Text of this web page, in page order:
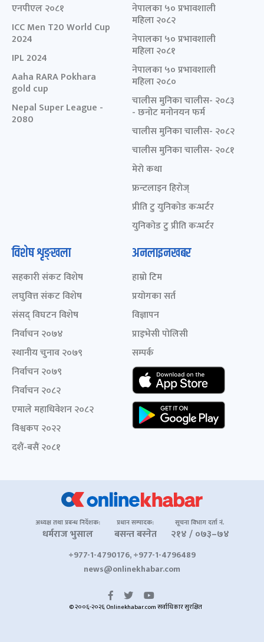
एनपीएल २०८१
ICC Men T20 World Cup
2024
IPL 2024
Aaha RARA Pokhara
gold cup
Nepal Super League -
2080
नेपालका ५० प्रभावशाली
महिला २०८२
नेपालका ५० प्रभावशाली
महिला २०८१
नेपालका ५० प्रभावशाली
महिला २०८०
चालीस मुनिका चालीस- २०८३
- छनोट मनोनयन फर्म
चालीस मुनिका चालीस- २०८२
चालीस मुनिका चालीस- २०८१
मेरो कथा
फ्रन्टलाइन हिरोज्
प्रीति टु युनिकोड कन्भर्टर
युनिकोड टु प्रीति कन्भर्टर
विशेष शृङ्खला
सहकारी संकट विशेष
लघुवित्त संकट विशेष
संसद् विघटन विशेष
निर्वाचन २०७४
स्थानीय चुनाव २०७९
निर्वाचन २०७९
निर्वाचन २०८२
एमाले महाधिवेशन २०८२
विश्वकप २०२२
दशैं-बसैं २०८१
अनलाइनखबर
हाम्रो टिम
प्रयोगका सर्त
विज्ञापन
प्राइभेसी पोलिसी
सम्पर्क
अध्यक्ष तथा प्रबन्ध निर्देशक:
धर्मराज भुसाल
प्रधान सम्पादक:
बसन्त बस्नेत
सूचना विभाग दर्ता नं.
२१४ / ०७३–७४
+977-1-4790176, +977-1-4796489
news@onlinekhabar.com
© २००६-२०२६ Onlinekhabar.com सर्वाधिकार सुरक्षित